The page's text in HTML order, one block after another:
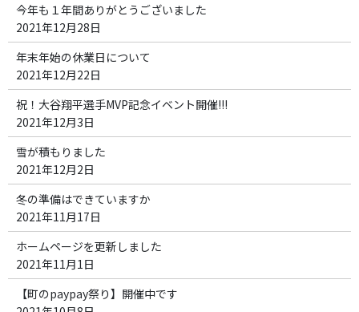
今年も１年間ありがとうございました
2021年12月28日
年末年始の休業日について
2021年12月22日
祝！大谷翔平選手MVP記念イベント開催!!!
2021年12月3日
雪が積もりました
2021年12月2日
冬の準備はできていますか
2021年11月17日
ホームページを更新しました
2021年11月1日
【町のpaypay祭り】開催中です